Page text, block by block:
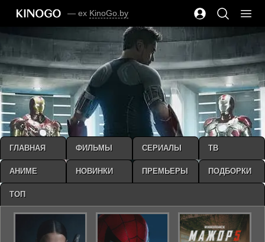
— ex KinoGo.by
ГЛАВНАЯ ФИЛЬМЫ СЕРИАЛЫ ТВ
АНИМЕ НОВИНКИ ПРЕМЬЕРЫ ПОДБОРКИ
ТОП